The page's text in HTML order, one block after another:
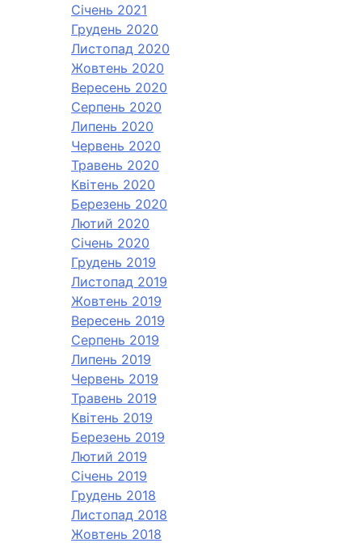
Січень 2021
Грудень 2020
Листопад 2020
Жовтень 2020
Вересень 2020
Серпень 2020
Липень 2020
Червень 2020
Травень 2020
Квітень 2020
Березень 2020
Лютий 2020
Січень 2020
Грудень 2019
Листопад 2019
Жовтень 2019
Вересень 2019
Серпень 2019
Липень 2019
Червень 2019
Травень 2019
Квітень 2019
Березень 2019
Лютий 2019
Січень 2019
Грудень 2018
Листопад 2018
Жовтень 2018